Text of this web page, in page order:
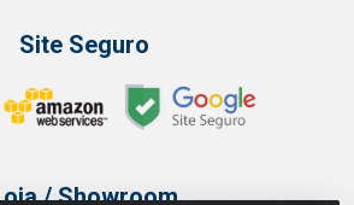
Site Seguro
/ Showroom